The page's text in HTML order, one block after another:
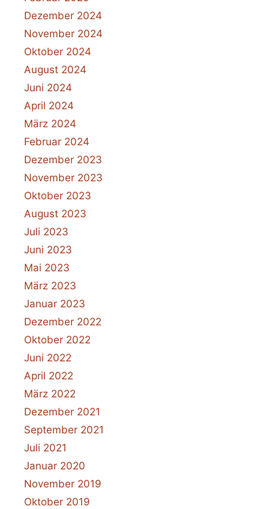
Dezember 2024
November 2024
Oktober 2024
August 2024
Juni 2024
April 2024
März 2024
Februar 2024
Dezember 2023
November 2023
Oktober 2023
August 2023
Juli 2023
Juni 2023
Mai 2023
März 2023
Januar 2023
Dezember 2022
Oktober 2022
Juni 2022
April 2022
März 2022
Dezember 2021
September 2021
Juli 2021
Januar 2020
November 2019
Oktober 2019